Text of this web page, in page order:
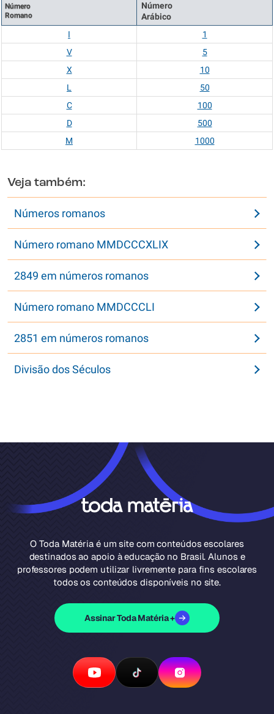
Número
Romano
Número
Arábico
I
1
V
5
X
10
L
50
C
100
D
500
M
1000
Veja também:
Números romanos
Número romano MMDCCCXLIX
2849 em números romanos
Número romano MMDCCCLI
2851 em números romanos
Divisão dos Séculos
O Toda Matéria é um site com conteúdos escolares
destinados ao apoio à educação no Brasil. Alunos e
professores podem utilizar livremente para fins escolares
todos os conteúdos disponíveis no site.
Assinar Toda Matéria +